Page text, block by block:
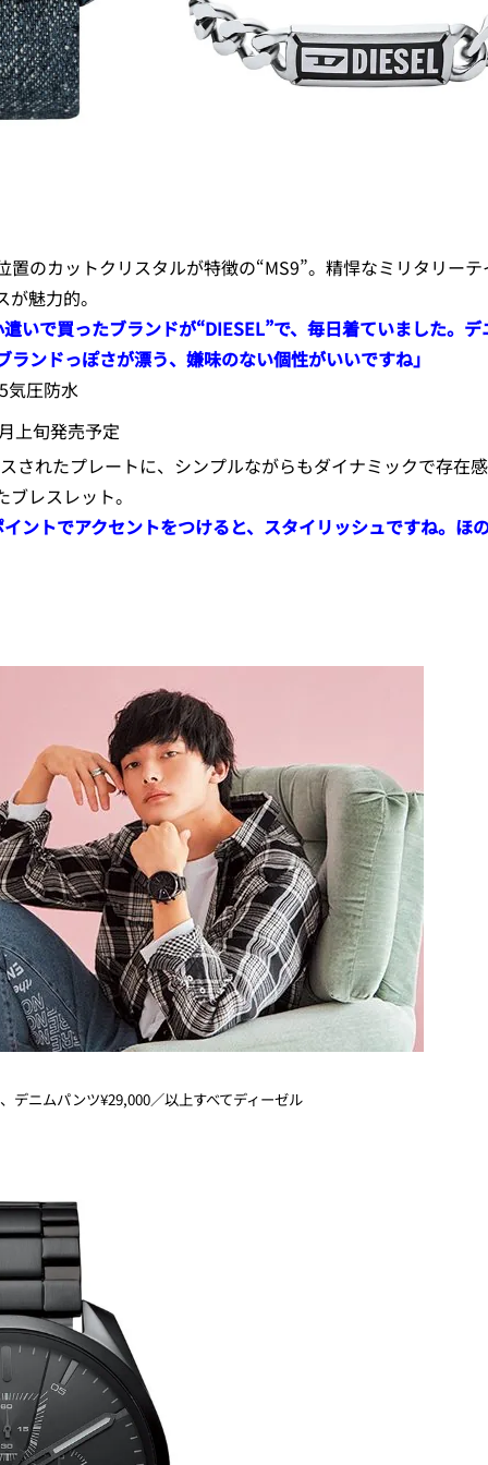
置のカットクリスタルが特徴の“MS9”。精悍なミリタリー
魅力的。
いで買ったブランドが“DIESEL”で、毎日着ていました。
ンドっぽさが漂う、嫌味のない個性がいいですね」
気圧防水
上旬発売予定
されたプレートに、シンプルながらもダイナミックで存在
レスレット。
ントでアクセントをつけると、スタイリッシュですね。ほ
デニムパンツ¥29,000／以上すべてディーゼル